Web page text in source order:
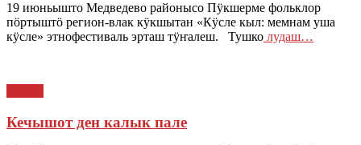
19 июньышто Медведево районысо Пӱкшерме фольклор
пӧртыштӧ регион-влак кӱкшытан «Кӱсле кыл: мемнам уша
кӱсле» этнофестиваль эрташ тӱҥалеш. Тушко лудаш…
Кечышот ден калык пале